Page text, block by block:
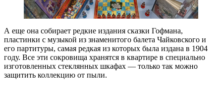
А еще она собирает редкие издания сказки Гофмана,
пластинки с музыкой из знаменитого балета Чайковского и
его партитуры, самая редкая из которых была издана в 1904
году. Все эти сокровища хранятся в квартире в специально
изготовленных стеклянных шкафах — только так можно
защитить коллекцию от пыли.